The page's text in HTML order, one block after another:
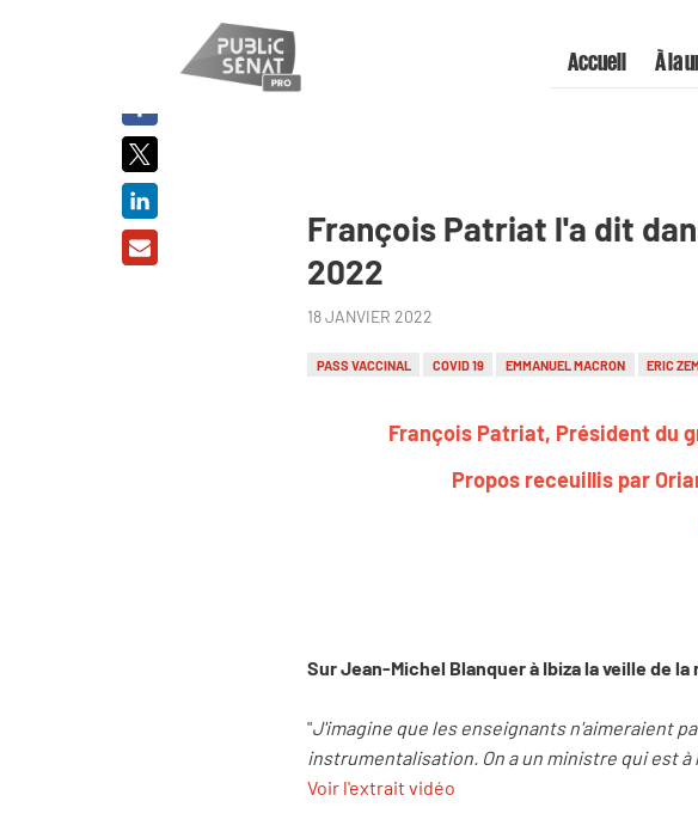
Accueil À la
François Patriat l'a dit
2022
18 JANVIER 2022
PASS VACCINAL COVID 19 EMMANUEL MACRON ERIC
François Patriat, Président du
Propos receuillis par
Sur Jean-Michel Blanquer à Ibiza la veille de la
"J'imagine que les enseignants n'aimeraient
instrumentalisation. On a un ministre qui est
Voir l'extrait vidéo